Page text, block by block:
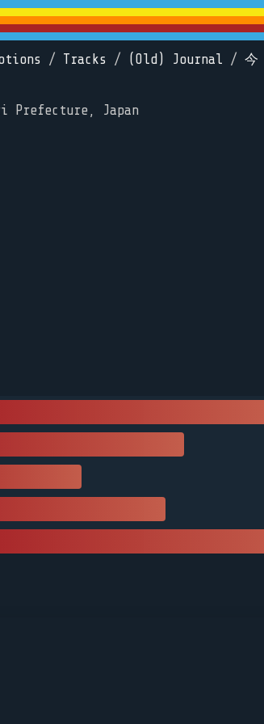
/ Tracks / (Old) Journal / 今
Prefecture, Japan